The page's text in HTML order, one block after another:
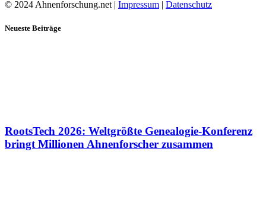
© 2024 Ahnenforschung.net | Impressum Datenschutz
Neueste Beiträge
RootsTech 2026: Weltgrößte Genealogie-Konferenz
bringt Millionen Ahnenforscher zusammen